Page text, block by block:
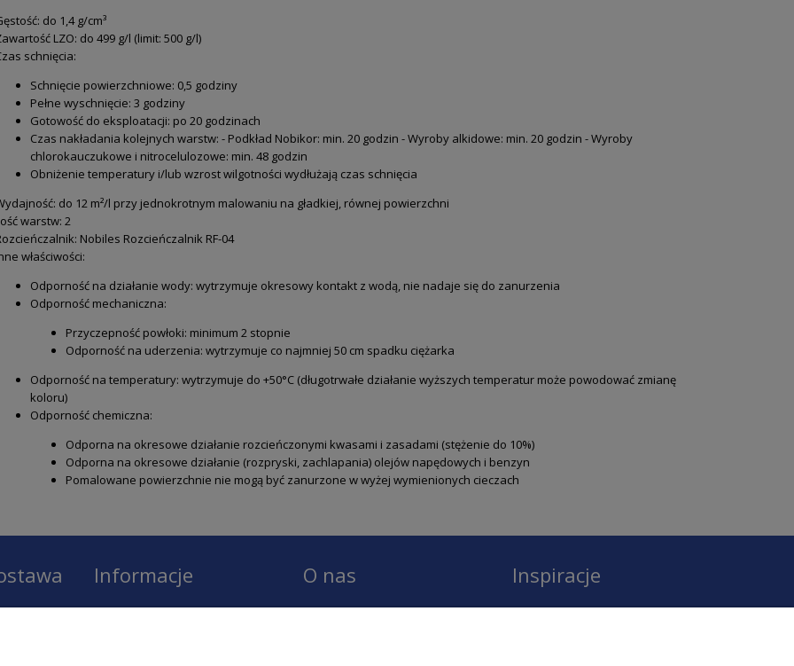
do 1,4 g/cm³
LZO: do 499 g/l (limit: 500 g/l)
schnięcia:
Schnięcie powierzchniowe: 0,5 godziny
Pełne wyschnięcie: 3 godziny
Gotowość do eksploatacji: po 20 godzinach
Czas nakładania kolejnych warstw: - Podkład Nobikor: min. 20 godzin - Wyroby alkidowe: min. 20 godzin - Wyroby
chlorokauczukowe i nitrocelulozowe: min. 48 godzin
Obniżenie temperatury i/lub wzrost wilgotności wydłużają czas schnięcia
do 12 m²/l przy jednokrotnym malowaniu na gładkiej, równej powierzchni
warstw: 2
Nobiles Rozcieńczalnik RF-04
właściwości:
Odporność na działanie wody: wytrzymuje okresowy kontakt z wodą, nie nadaje się do zanurzenia
Odporność mechaniczna:
Przyczepność powłoki: minimum 2 stopnie
Odporność na uderzenia: wytrzymuje co najmniej 50 cm spadku ciężarka
Odporność na temperatury: wytrzymuje do +50°C (długotrwałe działanie wyższych temperatur może powodować zmianę
koloru)
Odporność chemiczna:
Odporna na okresowe działanie rozcieńczonymi kwasami i zasadami (stężenie do 10%)
Odporna na okresowe działanie (rozpryski, zachlapania) olejów napędowych i benzyn
Pomalowane powierzchnie nie mogą być zanurzone w wyżej wymienionych cieczach
Informacje O nas Inspiracje